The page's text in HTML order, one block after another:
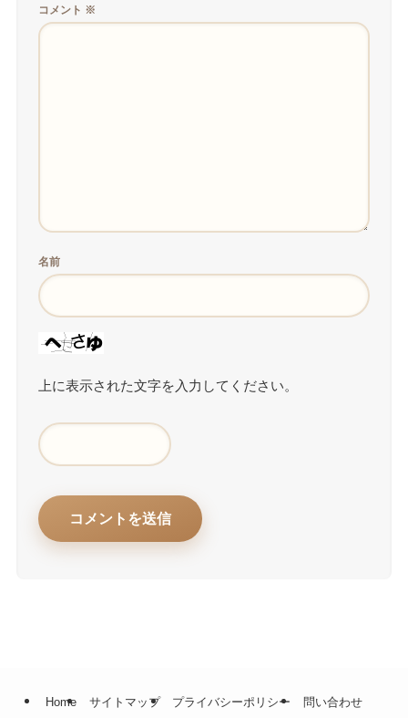
コメント ※
名前
上に表示された文字を入力してください。
Home サイトマップ プライバシーポリシー 問い合わせ